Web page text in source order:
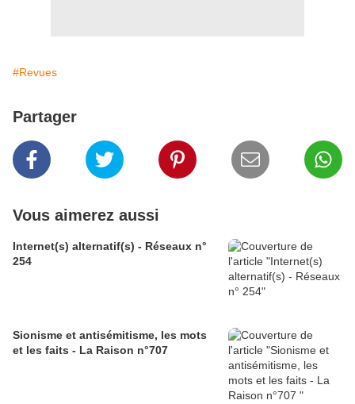
#Revues
Partager
Vous aimerez aussi
Internet(s) alternatif(s) - Réseaux n°
254
Sionisme et antisémitisme, les mots
et les faits - La Raison n°707